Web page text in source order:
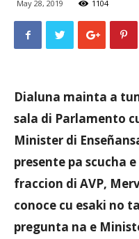
Noticia
Aruba
May 28, 2019 1104
Dialuna mainta a
sala di Parlamento
Minister di
presente pa scucha
fraccion di AVP,
conoce cu esaki no
pregunta na e